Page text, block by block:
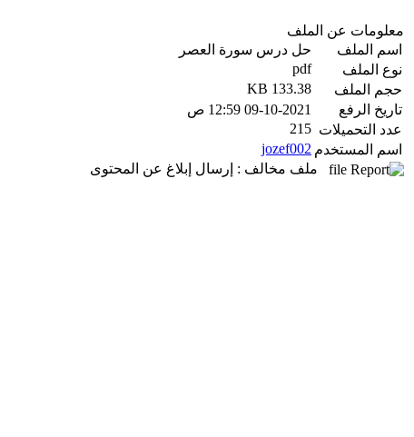
معلومات عن الملف
اسم الملف
حل درس سورة العصر
نوع الملف
pdf
حجم الملف
133.38 KB
تاريخ الرفع
09-10-2021 12:59 ص
عدد التحميلات 215
اسم المستخدم jozef002
ملف مخالف : إرسال إبلاغ عن المحتوى